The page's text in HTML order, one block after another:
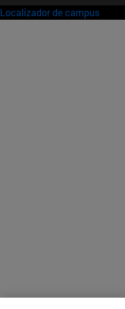
Localizador de campus